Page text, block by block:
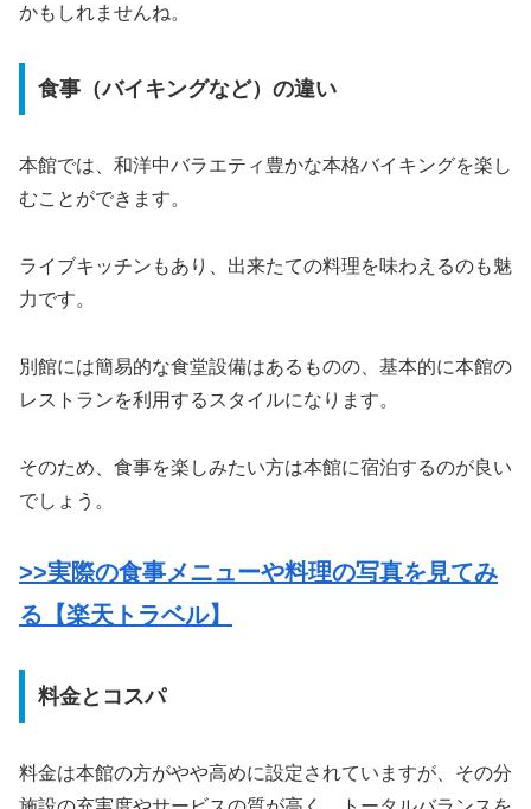
かもしれませんね。
食事（バイキングなど）の違い
本館では、和洋中バラエティ豊かな本格バイキングを楽し
むことができます。
ライブキッチンもあり、出来たての料理を味わえるのも魅
力です。
別館には簡易的な食堂設備はあるものの、基本的に本館の
レストランを利用するスタイルになります。
そのため、食事を楽しみたい方は本館に宿泊するのが良い
でしょう。
>>実際の食事メニューや料理の写真を見てみ
る【楽天トラベル】
料金とコスパ
料金は本館の方がやや高めに設定されていますが、その分